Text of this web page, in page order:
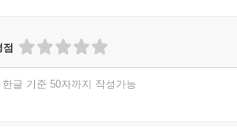
디어와 디지털 영상의 시대는 군중 심리
상, 지지자들이 어떤 것이든 맹목적으로 믿
점
한글 기준 50자까지 작성가능